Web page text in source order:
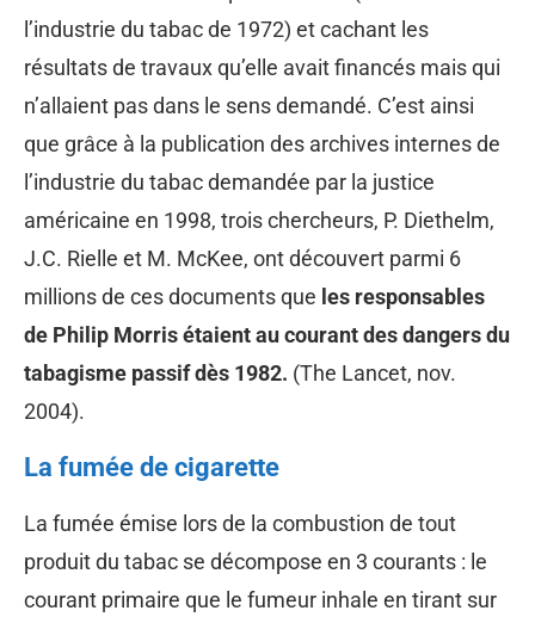
l’industrie du tabac de 1972) et cachant les
résultats de travaux qu’elle avait financés mais qui
n’allaient pas dans le sens demandé. C’est ainsi
que grâce à la publication des archives internes de
l’industrie du tabac demandée par la justice
américaine en 1998, trois chercheurs, P. Diethelm,
J.C. Rielle et M. McKee, ont découvert parmi 6
millions de ces documents que les responsables
de Philip Morris étaient au courant des dangers du
tabagisme passif dès 1982. (The Lancet, nov.
2004).
La fumée de cigarette
La fumée émise lors de la combustion de tout
produit du tabac se décompose en 3 courants : le
courant primaire que le fumeur inhale en tirant sur